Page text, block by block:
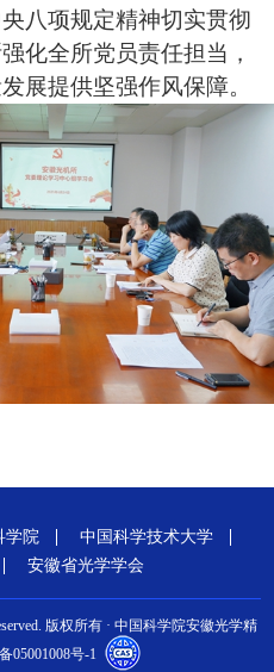
八项规定精神切实贯彻
化全所党员责任担当，
展提供坚强作风保障。
学院
中国科学技术大学
安徽省光学学会
版权所有 · 中国科学院安徽光学精
05001008号-1